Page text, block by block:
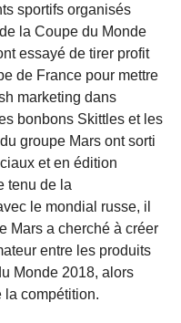
sportifs organisés
la Coupe du Monde
essayé de tirer profit
de France pour mettre
marketing dans
bonbons Skittles et les
groupe Mars ont sorti
et en édition
tenu de la
le mondial russe, il
Mars a cherché à créer
entre les produits
Monde 2018, alors
la compétition.